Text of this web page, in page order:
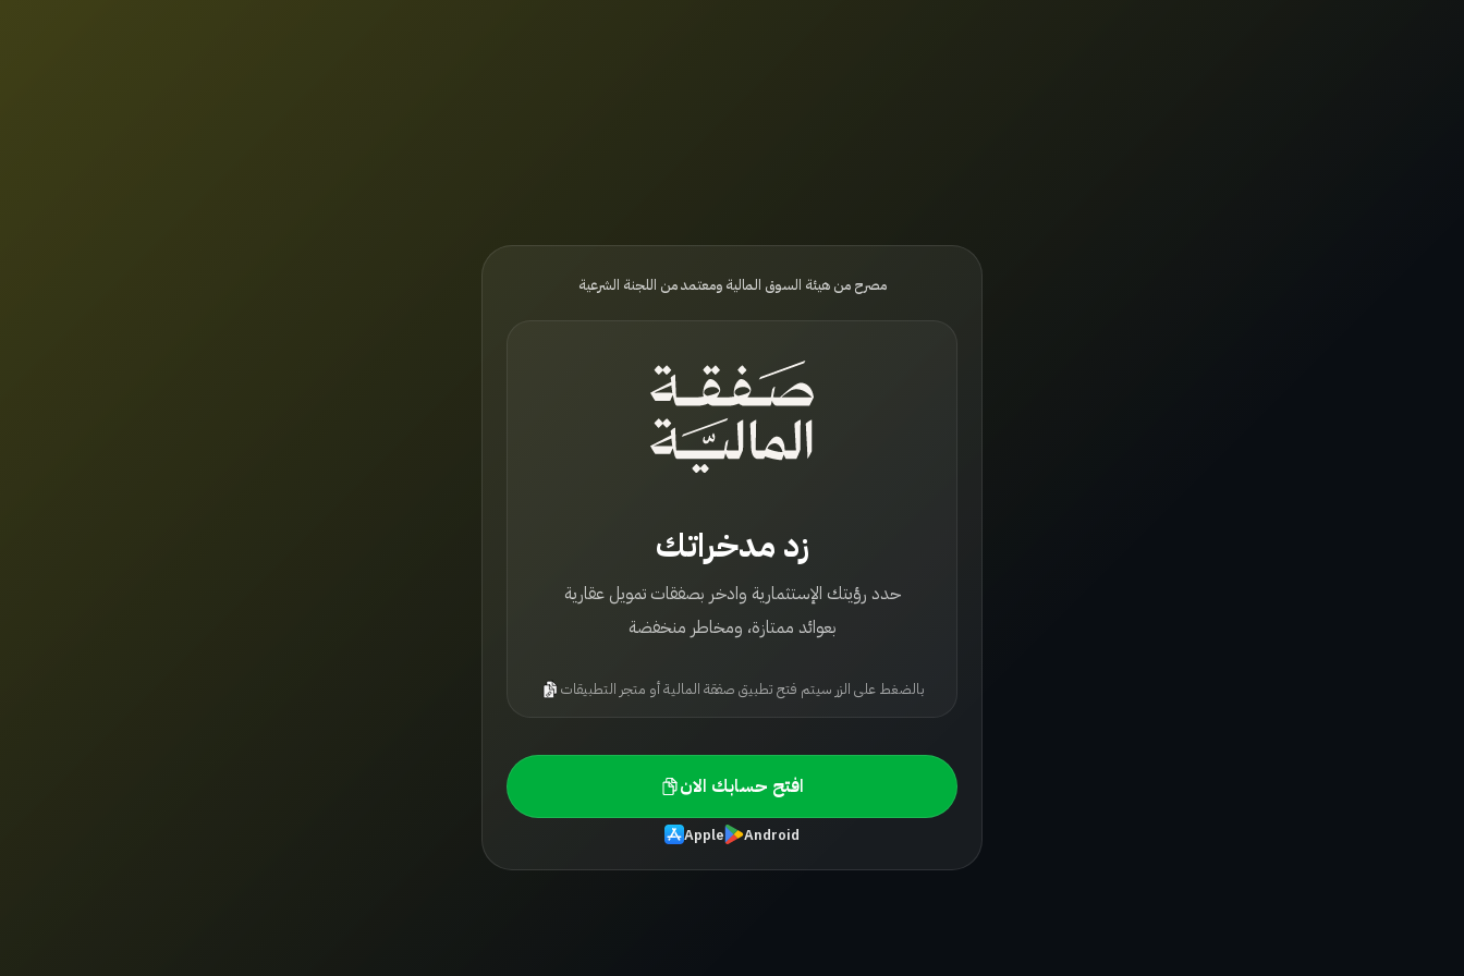
مصرح من هيئة السوق المالية ومعتمد من اللجنة الشرعية
زد مدخراتك
حدد رؤيتك الإستثمارية وادخر بصفقات تمويل عقارية
بعوائد ممتازة، ومخاطر منخفضة
بالضغط على الزر سيتم فتح تطبيق صفقة المالية أو متجر التطبيقات
افتح حسابك الان
Apple Android